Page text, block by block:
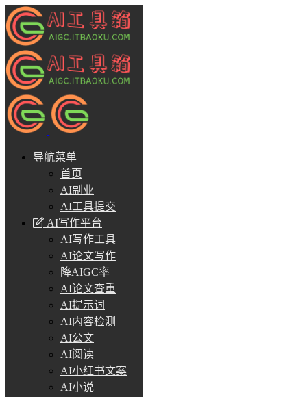
导航菜单
首页
AI副业
AI工具提交
AI写作平台
AI写作工具
AI论文写作
降AIGC率
AI论文查重
AI提示词
AI内容检测
AI公文
AI阅读
AI小红书文案
AI小说